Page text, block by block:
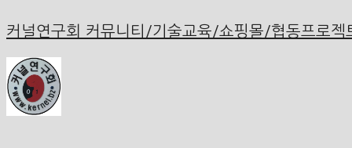
커널연구회 커뮤니티/기술교육/쇼핑몰/협동프로젝